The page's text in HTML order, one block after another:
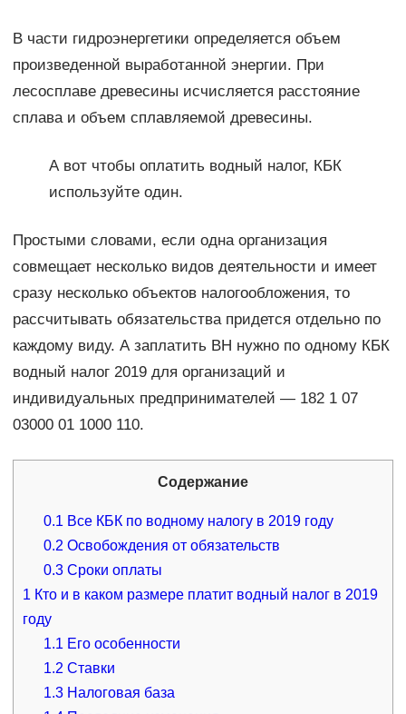
В части гидроэнергетики определяется объем
произведенной выработанной энергии. При
лесосплаве древесины исчисляется расстояние
сплава и объем сплавляемой древесины.
А вот чтобы оплатить водный налог, КБК
используйте один.
Простыми словами, если одна организация
совмещает несколько видов деятельности и имеет
сразу несколько объектов налогообложения, то
рассчитывать обязательства придется отдельно по
каждому виду. А заплатить ВН нужно по одному КБК
водный налог 2019 для организаций и
индивидуальных предпринимателей — 182 1 07
03000 01 1000 110.
Содержание
0.1 Все КБК по водному налогу в 2019 году
0.2 Освобождения от обязательств
0.3 Сроки оплаты
1 Кто и в каком размере платит водный налог в 2019
году
1.1 Его особенности
1.2 Ставки
1.3 Налоговая база